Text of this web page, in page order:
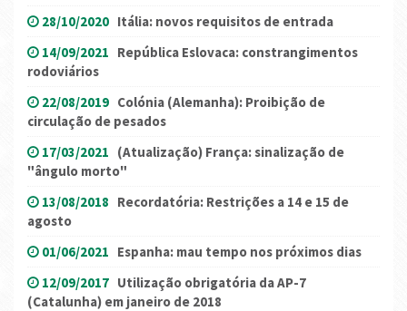
28/10/2020 Itália: novos requisitos de entrada
14/09/2021 República Eslovaca: constrangimentos
rodoviários
22/08/2019 Colónia (Alemanha): Proibição de
circulação de pesados
17/03/2021 (Atualização) França: sinalização de
"ângulo morto"
13/08/2018 Recordatória: Restrições a 14 e 15 de
agosto
01/06/2021 Espanha: mau tempo nos próximos dias
12/09/2017 Utilização obrigatória da AP-7
(Catalunha) em janeiro de 2018